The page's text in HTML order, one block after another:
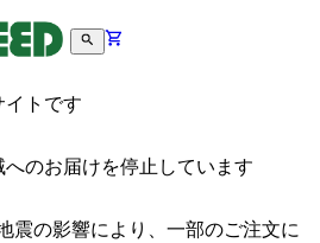
イトです
のお届けを停止しています
震の影響により、一部のご注文に